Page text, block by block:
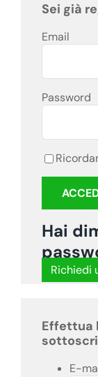
Sei già
Email
Password
Hai
Richiedi
Effettua
E-